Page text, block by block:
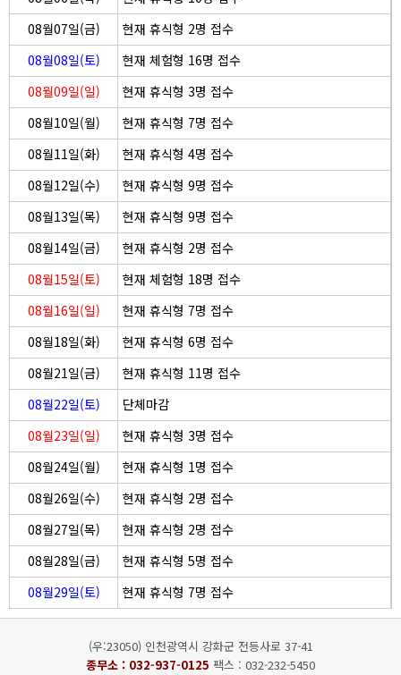
08월07일(금)
현재 휴식형 2명 접수
08월08일(토)
현재 체험형 16명 접수
08월09일(일)
현재 휴식형 3명 접수
08월10일(월)
현재 휴식형 7명 접수
08월11일(화)
현재 휴식형 4명 접수
08월12일(수)
현재 휴식형 9명 접수
08월13일(목)
현재 휴식형 9명 접수
08월14일(금)
현재 휴식형 2명 접수
08월15일(토)
현재 체험형 18명 접수
08월16일(일)
현재 휴식형 7명 접수
08월18일(화)
현재 휴식형 6명 접수
08월21일(금)
현재 휴식형 11명 접수
08월22일(토)
단체마감
08월23일(일)
현재 휴식형 3명 접수
08월24일(월)
현재 휴식형 1명 접수
08월26일(수)
현재 휴식형 2명 접수
08월27일(목)
현재 휴식형 2명 접수
08월28일(금)
현재 휴식형 5명 접수
08월29일(토)
현재 휴식형 7명 접수
(우:23050) 인천광역시 강화군 전등사로 37-41
종무소 : 032-937-0125 팩스 : 032-232-5450